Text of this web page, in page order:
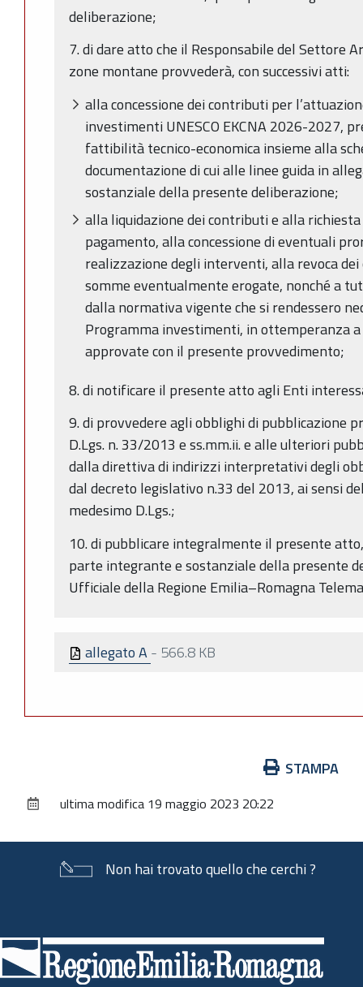
deliberazione;
7. di dare atto che il Responsabile del Settore
zone montane provvederà, con successivi atti:
alla concessione dei contributi per
investimenti UNESCO EKCNA 2026-2027,
fattibilità tecnico-economica insieme alla
documentazione di cui alle linee guida in
sostanziale della presente deliberazione;
alla liquidazione dei contributi e alla
pagamento, alla concessione di eventuali
realizzazione degli interventi, alla revoca
somme eventualmente erogate, nonché a
dalla normativa vigente che si rendessero
Programma investimenti, in ottemperanza
approvate con il presente provvedimento;
8. di notificare il presente atto agli Enti
9. di provvedere agli obblighi di pubblicazione
D.Lgs. n. 33/2013 e ss.mm.ii. e alle ulteriori
dalla direttiva di indirizzi interpretativi degli
dal decreto legislativo n.33 del 2013, ai sensi
medesimo D.Lgs.;
10. di pubblicare integralmente il presente
parte integrante e sostanziale della presente
Ufficiale della Regione Emilia–Romagna
allegato A- 566.8 KB
documento
STAMPA
ultima modifica 19 maggio 2023 20:22
Non hai trovato quello che cerchi ?
di
pagina